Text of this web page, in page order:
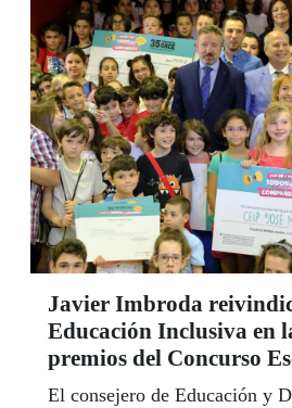
Española hacemos nuestra
social con la pasión y entrega
sostiene. A su juicio, el día a
voluntarios es un reto y una
todas las labores que
Javier Imbroda
Educación Inclusiva en
premios del Concurso
El consejero de Educación y